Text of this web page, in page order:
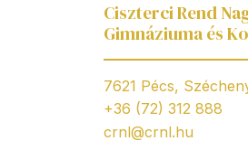
Ciszterci Rend
Gimnáziuma és
7621 Pécs,
+36 (72) 312 888
crnl@crnl.hu